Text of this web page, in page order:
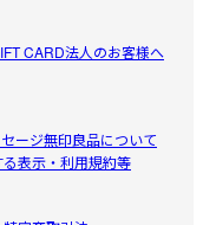
CARD法人のお客様へ
ージ無印良品について
表示・利用規約等